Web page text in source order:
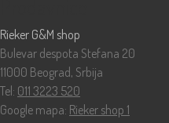
Rieker G&M shop
Bulevar despota Stefana 20
11000 Beograd, Srbija
Tel: 011 3223 520
Google mapa: Rieker shop 1